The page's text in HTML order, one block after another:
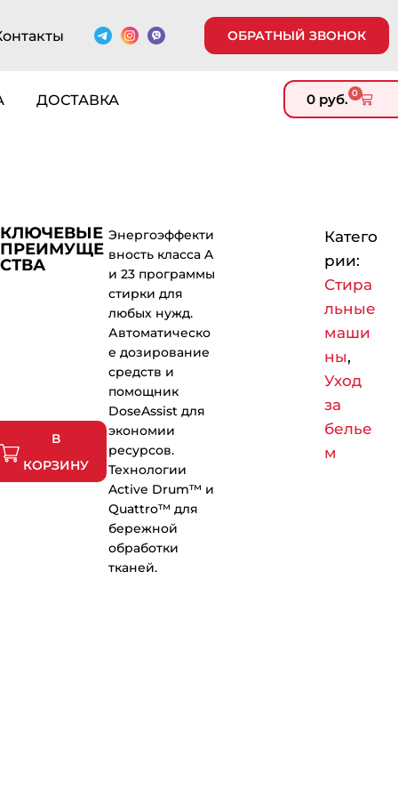
ОБРАТНЫЙ ЗВОНОК
ДОСТАВКА 0 руб. 0
В
КОРЗИНУ
КЛЮЧЕВЫЕ
ПРЕИМУЩЕ
СТВА
Энергоэффекти
вность класса A
и 23 программы
стирки для
любых нужд.
Автоматическо
е дозирование
средств и
помощник
DoseAssist для
экономии
ресурсов.
Технологии
Active Drum™ и
Quattro™ для
бережной
обработки
тканей.
Катего
рии:
Стира
льные
маши
ны,
Уход
за
белье
м